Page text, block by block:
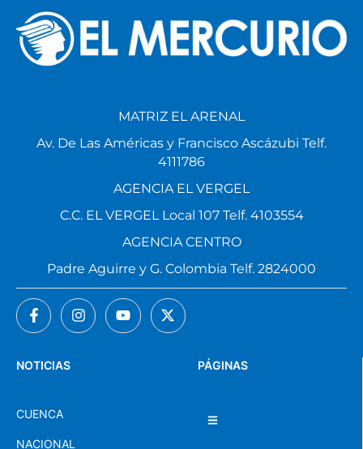
PÁGINAS
NOTICIAS
CUENCA
NACIONAL
MATRIZ EL ARENAL
Av. De Las Américas y Francisco Ascázubi Telf.
4111786
AGENCIA EL VERGEL
C.C. EL VERGEL Local 107 Telf. 4103554
AGENCIA CENTRO
Padre Aguirre y G. Colombia Telf. 2824000